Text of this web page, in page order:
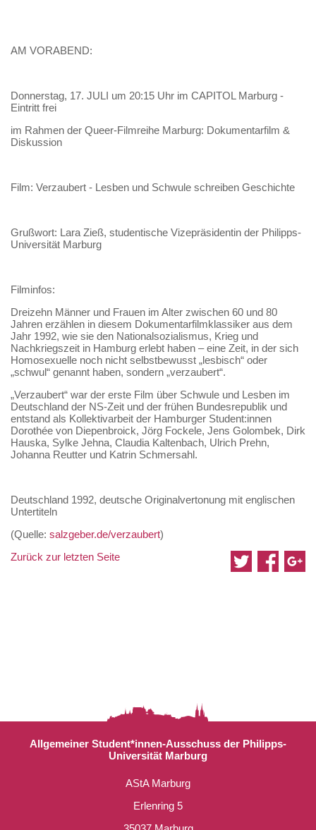
AM VORABEND:
Donnerstag, 17. JULI um 20:15 Uhr im CAPITOL Marburg -
Eintritt frei
im Rahmen der Queer-Filmreihe Marburg: Dokumentarfilm &
Diskussion
Film: Verzaubert - Lesben und Schwule schreiben Geschichte
Grußwort: Lara Zieß, studentische Vizepräsidentin der Philipps-
Universität Marburg
Filminfos:
Dreizehn Männer und Frauen im Alter zwischen 60 und 80
Jahren erzählen in diesem Dokumentarfilmklassiker aus dem
Jahr 1992, wie sie den Nationalsozialismus, Krieg und
Nachkriegszeit in Hamburg erlebt haben – eine Zeit, in der sich
Homosexuelle noch nicht selbstbewusst „lesbisch“ oder
„schwul“ genannt haben, sondern „verzaubert“.
„Verzaubert“ war der erste Film über Schwule und Lesben im
Deutschland der NS-Zeit und der frühen Bundesrepublik und
entstand als Kollektivarbeit der Hamburger Student:innen
Dorothée von Diepenbroick, Jörg Fockele, Jens Golombek, Dirk
Hauska, Sylke Jehna, Claudia Kaltenbach, Ulrich Prehn,
Johanna Reutter und Katrin Schmersahl.
Deutschland 1992, deutsche Originalvertonung mit englischen
Untertiteln
(Quelle: salzgeber.de/verzaubert)
Zurück zur letzten Seite
Allgemeiner Student*innen-Ausschuss der Philipps-
Universität Marburg
AStA Marburg
Erlenring 5